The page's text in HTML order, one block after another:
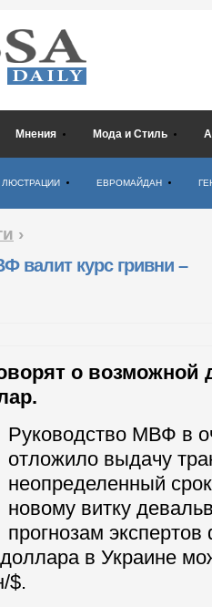
Мнения Мода и Стиль
ЛЮСТРАЦИИ ЕВРОМАЙДАН
›
валит курс гривни –
о возможной
Руководство МВФ в
отложило выдачу
неопределенный
новому витку
прогнозам
в Украине
$.